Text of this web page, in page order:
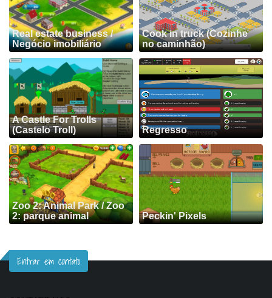
Real estate business /
Negócio imobiliário
Cook in truck (Cozinhe
no caminhão)
A Castle For Trolls
(Castelo Troll)
Regresso
Zoo 2: Animal Park / Zoo
2: parque animal
Peckin' Pixels
Entrar em contato